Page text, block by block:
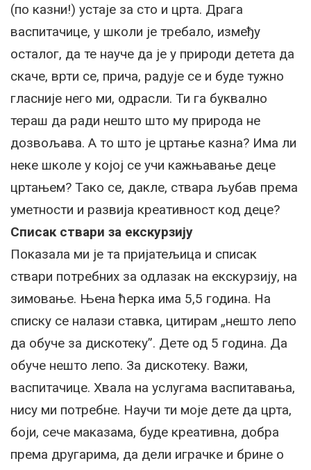
(по казни!) устаје за сто и црта. Драга
васпитачице, у школи је требало, између
осталог, да те науче да је у природи детета да
скаче, врти се, прича, радује се и буде тужно
гласније него ми, одрасли. Ти га буквално
тераш да ради нешто што му природа не
дозвољава. А то што је цртање казна? Има ли
неке школе у којој се учи кажњавање деце
цртањем? Тако се, дакле, ствара љубав према
уметности и развија креативност код деце?
Списак ствари за екскурзију
Показала ми је та пријатељица и списак
ствари потребних за одлазак на екскурзију, на
зимовање. Њена ћерка има 5,5 година. На
списку се налази ставка, цитирам „нешто лепо
да обуче за дискотеку”. Дете од 5 година. Да
обуче нешто лепо. За дискотеку. Важи,
васпитачице. Хвала на услугама васпитавања,
нису ми потребне. Научи ти моје дете да црта,
боји, сече маказама, буде креативна, добра
према другарима, да дели играчке и брине о